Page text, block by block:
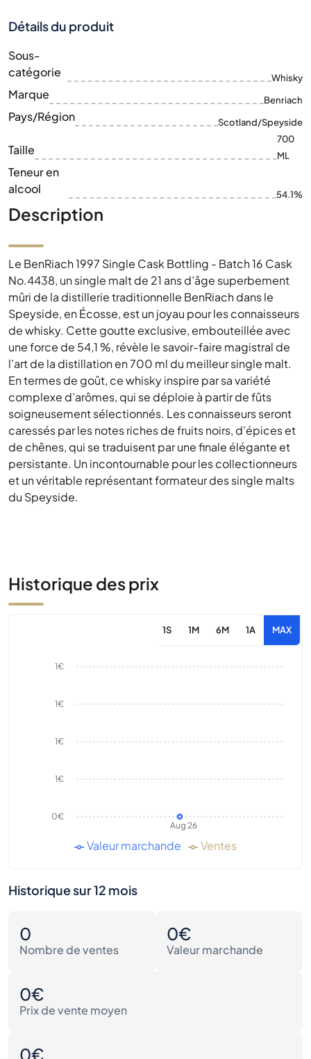
Détails du produit
Sous-
catégorie
Whisky
Marque Benriach
Pays/Région Scotland/Speyside
Taille
700
ML
Teneur en
alcool
54.1%
Description
Le BenRiach 1997 Single Cask Bottling - Batch 16 Cask
No.4438, un single malt de 21 ans d’âge superbement
mûri de la distillerie traditionnelle BenRiach dans le
Speyside, en Écosse, est un joyau pour les connaisseurs
de whisky. Cette goutte exclusive, embouteillée avec
une force de 54,1 %, révèle le savoir-faire magistral de
l’art de la distillation en 700 ml du meilleur single malt.
En termes de goût, ce whisky inspire par sa variété
complexe d’arômes, qui se déploie à partir de fûts
soigneusement sélectionnés. Les connaisseurs seront
caressés par les notes riches de fruits noirs, d’épices et
de chênes, qui se traduisent par une finale élégante et
persistante. Un incontournable pour les collectionneurs
et un véritable représentant formateur des single malts
du Speyside.
Historique des prix
1S 1M 6M 1A MAX
Aug 26
0€
1€
1€
1€
1€
Valeur marchande Ventes
Historique sur 12 mois
0
Nombre de ventes
0€
Valeur marchande
0€
Prix de vente moyen
0€